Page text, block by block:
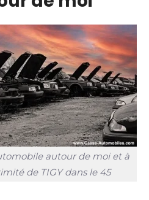
autour de moi et à
de TIGY dans le 45